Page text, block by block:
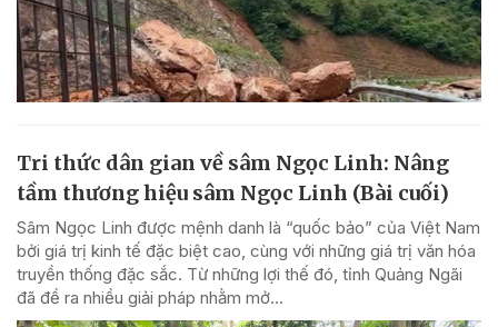
Tri thức dân gian về sâm Ngọc Linh: Nâng
tầm thương hiệu sâm Ngọc Linh (Bài cuối)
Sâm Ngọc Linh được mệnh danh là “quốc bảo” của Việt Nam
bởi giá trị kinh tế đặc biệt cao, cùng với những giá trị văn hóa
truyền thống đặc sắc. Từ những lợi thế đó, tỉnh Quảng Ngãi
đã đề ra nhiều giải pháp nhằm mở...